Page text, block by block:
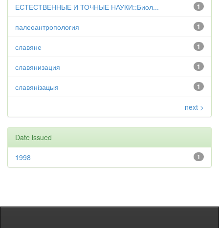
1
ЕСТЕСТВЕННЫЕ И ТОЧНЫЕ НАУКИ::Биол...
1
палеоантропология
1
славяне
1
славянизация
1
славянізацыя
next >
Date issued
1
1998